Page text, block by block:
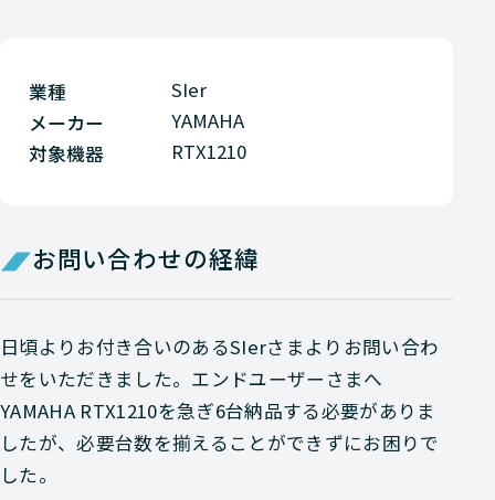
業種
SIer
メーカー
YAMAHA
対象機器
RTX1210
お問い合わせの経緯
日頃よりお付き合いのあるSIerさまよりお問い合わ
せをいただきました。エンドユーザーさまへ
YAMAHA RTX1210を急ぎ6台納品する必要がありま
したが、必要台数を揃えることができずにお困りで
した。